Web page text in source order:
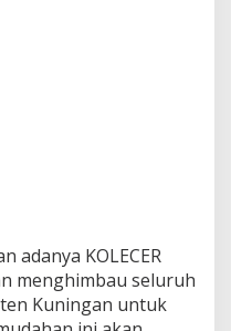
adanya KOLECER
menghimbau seluruh
Kuningan untuk